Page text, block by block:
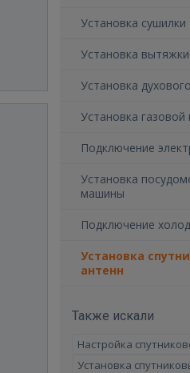
Установка сушилки
Установка вытяжки
Установка
Установка газовой
Подключение
Установка
машины
Подключение
Установка
антенн
Также искали
Настройка
Установка